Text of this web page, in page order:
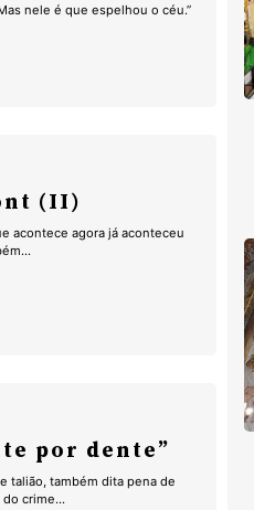
nele é que espelhou o céu.”
(II)
acontece agora já aconteceu
por dente”
talião, também dita pena de
crime...